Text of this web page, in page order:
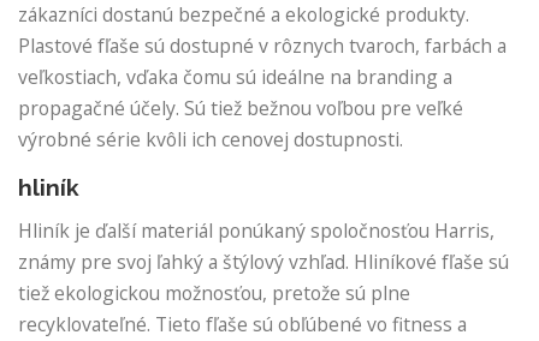
zákazníci dostanú bezpečné a ekologické produkty.
Plastové fľaše sú dostupné v rôznych tvaroch, farbách a
veľkostiach, vďaka čomu sú ideálne na branding a
propagačné účely. Sú tiež bežnou voľbou pre veľké
výrobné série kvôli ich cenovej dostupnosti.
hliník
Hliník je ďalší materiál ponúkaný spoločnosťou Harris,
známy pre svoj ľahký a štýlový vzhľad. Hliníkové fľaše sú
tiež ekologickou možnosťou, pretože sú plne
recyklovateľné. Tieto fľaše sú obľúbené vo fitness a